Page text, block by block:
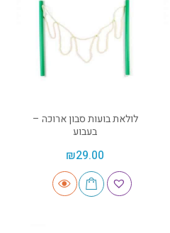
לולאת בועות סבון ארוכה –
בעבוע
₪29.00